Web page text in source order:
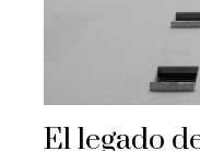
El legado